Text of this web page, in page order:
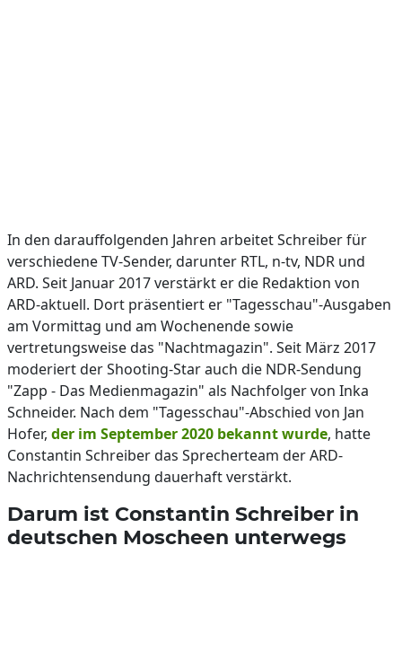
In den darauffolgenden Jahren arbeitet Schreiber für
verschiedene TV-Sender, darunter RTL, n-tv, NDR und
ARD. Seit Januar 2017 verstärkt er die Redaktion von
ARD-aktuell. Dort präsentiert er "Tagesschau"-Ausgaben
am Vormittag und am Wochenende sowie
vertretungsweise das "Nachtmagazin". Seit März 2017
moderiert der Shooting-Star auch die NDR-Sendung
"Zapp - Das Medienmagazin" als Nachfolger von Inka
Schneider. Nach dem "Tagesschau"-Abschied von Jan
Hofer, der im September 2020 bekannt wurde, hatte
Constantin Schreiber das Sprecherteam der ARD-
Nachrichtensendung dauerhaft verstärkt.
Darum ist Constantin Schreiber in
deutschen Moscheen unterwegs